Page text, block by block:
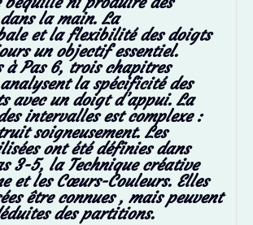
la main. La
et la flexibilité des doigts
un objectif essentiel.
à Pas 6, trois chapitres
la spécificité des
avec un doigt d’appui. La
intervalles est complexe :
soigneusement. Les
ont été définies dans
3-5, la Technique créative
et les Cœurs-Couleurs. Elles
être connues , mais peuvent
des partitions.